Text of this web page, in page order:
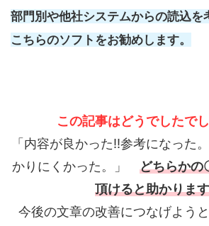
部門別や他社システムからの読込を
こちらのソフトをお勧めします。
この記事はどうでしたで
「内容が良かった!!参考になった
かりにくかった。」 どちらかの
頂けると助かりま
今後の文章の改善につなげよう